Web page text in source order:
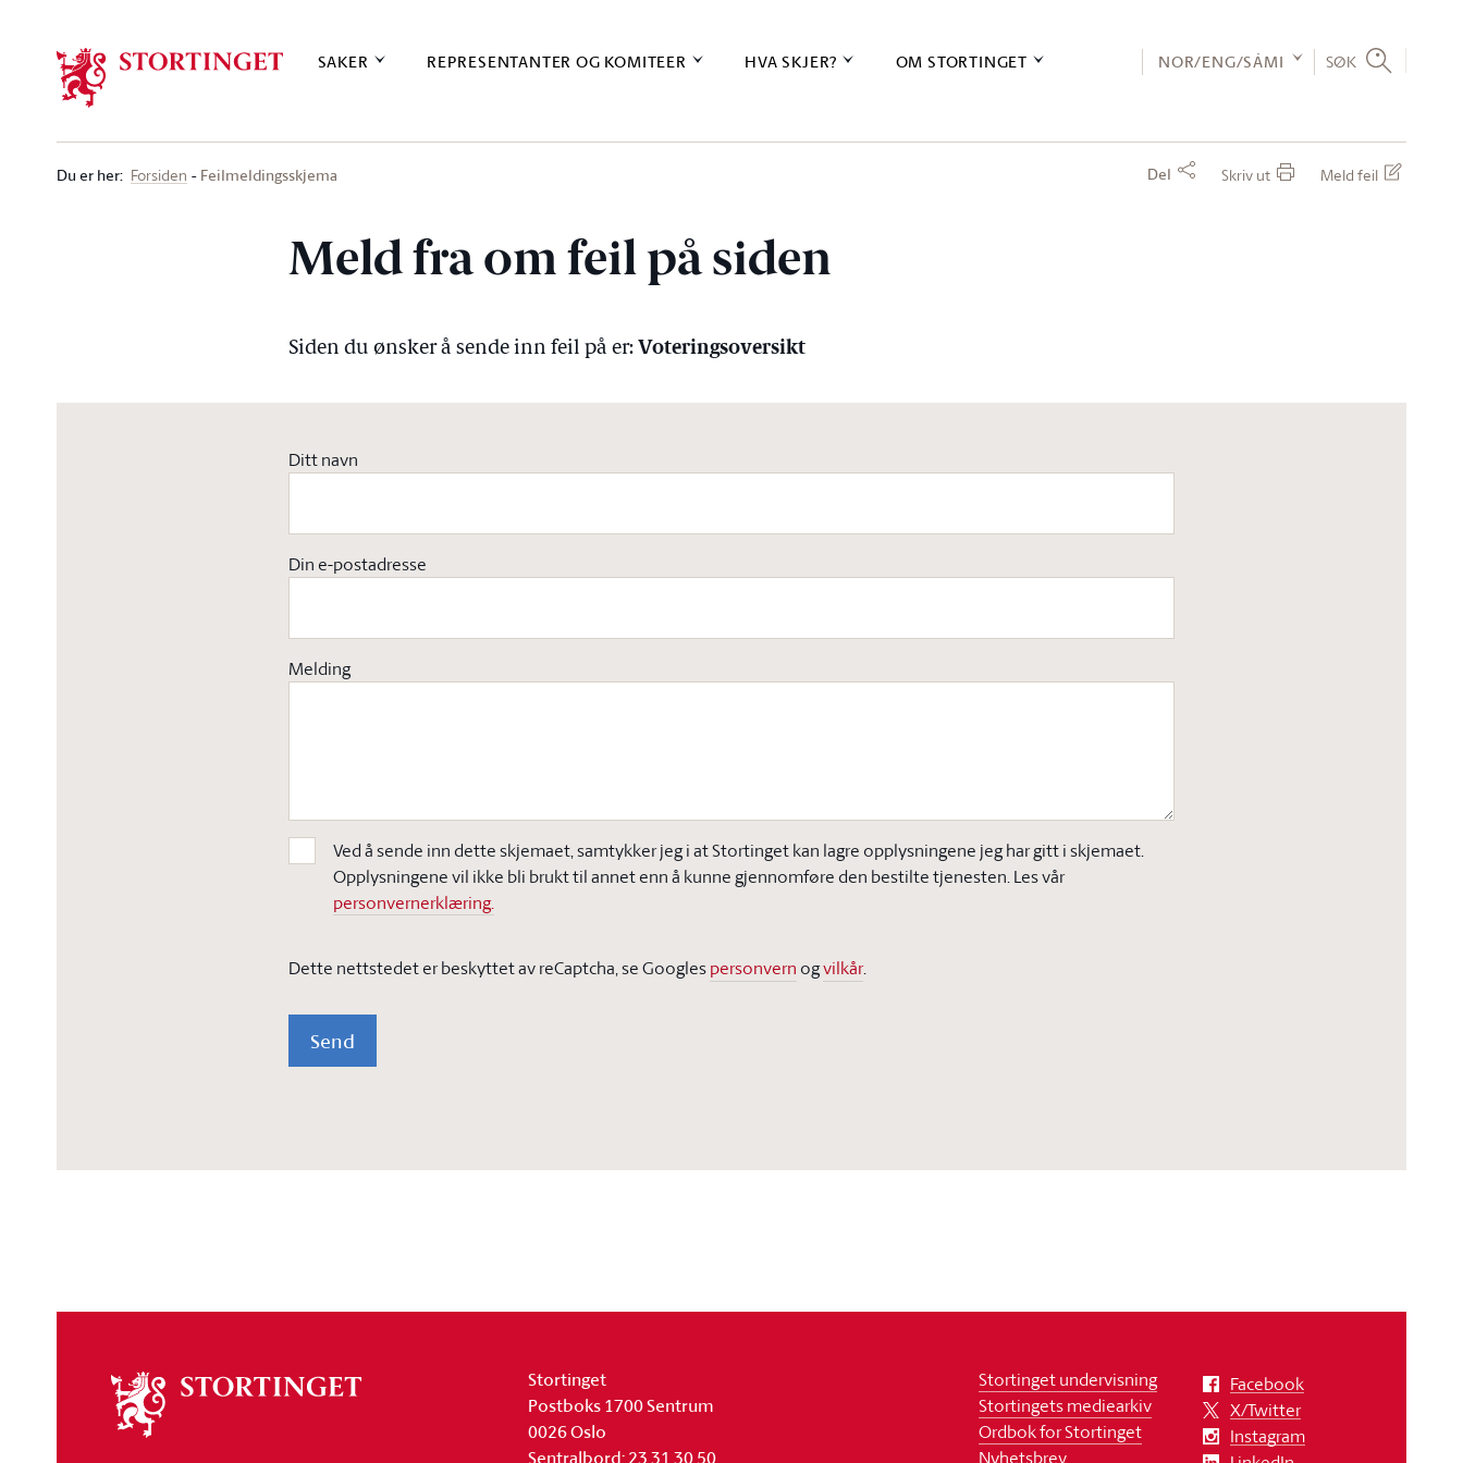
SAKER REPRESENTANTER OG KOMITEER HVA SKJER? OM STORTINGET NOR/ENG/SÁMI SØK
Du er her: Forsiden Feilmeldingsskjema Del Skriv ut Meld feil
Meld fra om feil på siden
Siden du ønsker å sende inn feil på er: Voteringsoversikt
Ditt navn
Din e-postadresse
Melding
Ved å sende inn dette skjemaet, samtykker jeg i at Stortinget kan lagre opplysningene jeg har gitt i skjemaet.
Opplysningene vil ikke bli brukt til annet enn å kunne gjennomføre den bestilte tjenesten. Les vår
personvernerklæring.
Dette nettstedet er beskyttet av reCaptcha, se Googlespersonvern ogvilkår.
Send
stortinget
Stortinget
Postboks 1700 Sentrum
0026 Oslo
Sentralbord: 23 31 30 50
Stortinget undervisning
Stortingets mediearkiv
Ordbok for Stortinget
Nyhetsbrev
Facebook
X/Twitter
Instagram